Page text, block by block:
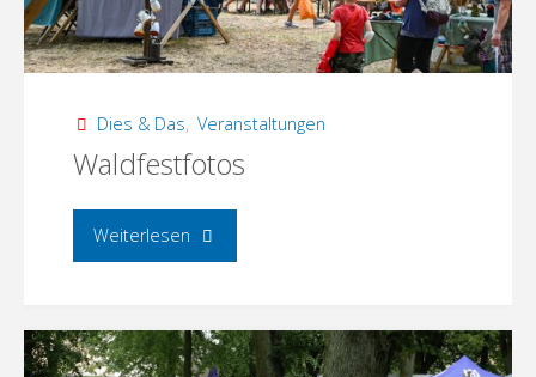
Dies & Das, Veranstaltungen
Waldfestfotos
Weiterlesen "Waldfestfotos"